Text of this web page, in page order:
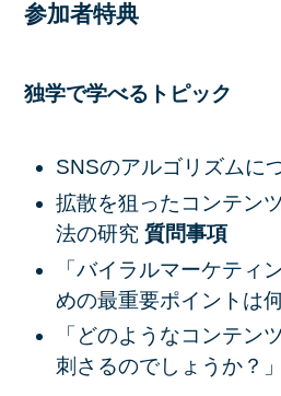
参加者特典
独学で学べるトピック
SNSのアルゴリズムに
拡散を狙ったコンテン
法の研究 質問事項
「バイラルマーケティ
めの最重要ポイントは
「どのようなコンテン
刺さるのでしょうか？」